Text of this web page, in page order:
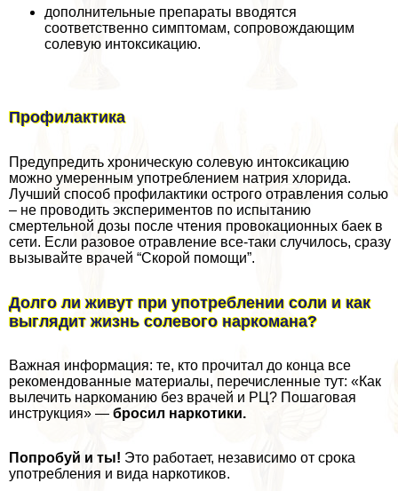
дополнительные препараты вводятся
соответственно симптомам, сопровождающим
солевую интоксикацию.
Профилактика
Предупредить хроническую солевую интоксикацию
можно умеренным употрeблением натрия хлорида.
Лучший способ профилактики острого отравления солью
– не проводить экспериментов по испытанию
cмepтельной дозы после чтения провокационных баек в
сети. Если разовое отравление все-таки случилось, сразу
вызывайте врачей “Скорой помощи”.
Долго ли живут при употрeблении соли и как
выглядит жизнь солевого наркомана?
Важная информация: те, кто прочитал до конца все
рекомендованные материалы, перечисленные тут: «Как
вылечить наркоманию без врачей и РЦ? Пошаговая
инструкция» — бросил наркотики.
Попробуй и ты! Это работает, независимо от срока
употрeбления и вида наркотиков.